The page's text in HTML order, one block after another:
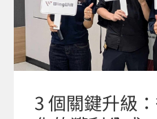
3 個關鍵升級